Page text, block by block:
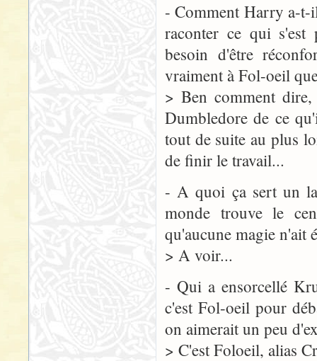
- Comment Harry a-t-
raconter ce qui s'est
besoin d'être
vraiment à Fol-oeil
> Ben comment
Dumbledore de ce
tout de suite au plus
de finir le travail...
- A quoi ça sert un
monde trouve le
qu'aucune magie n'ait
> A voir...
- Qui a ensorcellé
c'est Fol-oeil pour
on aimerait un peu
> C'est Foloeil, alias